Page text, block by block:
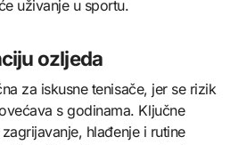
uživanje u sportu.
ozljeda
za iskusne tenisače, jer se rizik
s godinama. Ključne
hlađenje i rutine